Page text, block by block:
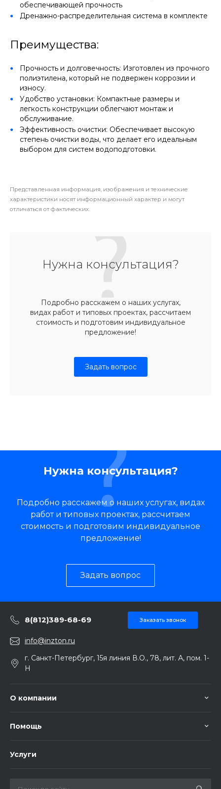
обеспечивающей прочность
Дренажно-распределительная система в комплекте
Преимущества:
Прочность и долговечность: Изготовлен из прочного
полиэтилена, который не подвержен коррозии и
износу.
Удобство установки: Компактные размеры и
легкость конструкции облегчают монтаж и
обслуживание.
Эффективность очистки: Обеспечивает высокую
степень очистки воды, что делает его идеальным
выбором для систем водоподготовки.
Представленная информация, изображения и технические
характеристики носят информационный характер и могут
отличаться от фактических.
Нужна консультация?
Подробно расскажем о наших услугах,
видах работ и типовых проектах, рассчитаем
стоимость и подготовим индивидуальное
предложение!
Задать вопрос
Нужна консультация?
Подробно расскажем о наших услугах, видах
работ и типовых проектах, рассчитаем
стоимость и подготовим индивидуальное
предложение!
Задать вопрос
8(812)389-68-69 Заказать звонок
info@inzton.ru
г. Санкт-Петербург, 15я линия В.О., 78, лит. А, пом. 1-
Н
О компании
Помощь
Услуги